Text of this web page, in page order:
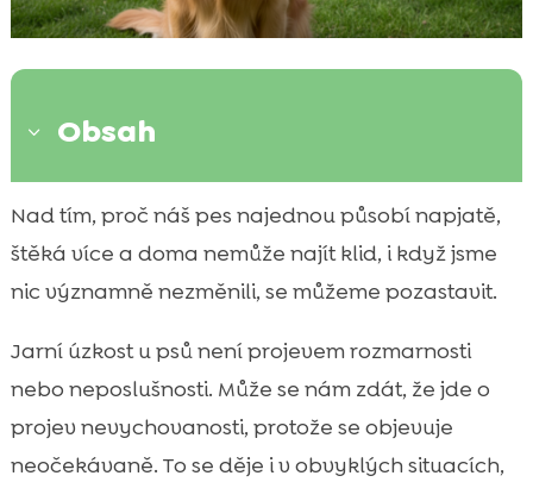
3 Obsah

Co je jarní úzkost u psů a jak se může
projevovat
Proč je jaro pro psa náročné období:
 Hormonální a biologické spouštěče na jaře

Alergie, svědění a nepohodlí jako skrytá
příčina úzkosti

Počasí, bouřky a tlak: jak jarní výkyvy
Nad tím, proč náš pes najednou působí napjatě,
štěká více a doma nemůže najít klid, i když jsme
nic významně nezměnili, se můžeme pozastavit.
Jarní úzkost u psů není projevem rozmarnosti
nebo neposlušnosti. Může se nám zdát, že jde o
projev nevychovanosti, protože se objevuje
neočekávaně. To se děje i v obvyklých situacích,